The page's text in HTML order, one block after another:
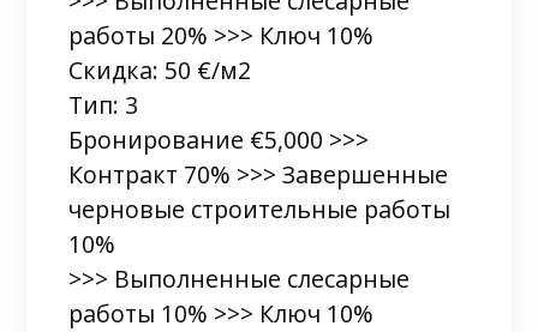
работы 20% >>> Ключ 10%
Скидка: 50 €/м2
Тип: 3
Бронирование €5,000 >>>
Контракт 70% >>> Завершенные
черновые строительные работы
10%
>>> Выполненные слесарные
работы 10% >>> Ключ 10%